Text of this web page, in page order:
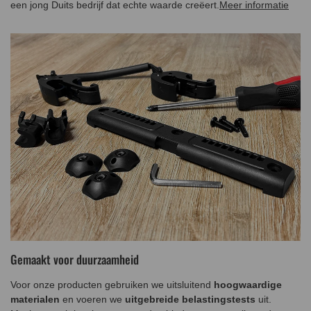
een jong Duits bedrijf dat echte waarde creëert. Meer informatie
Gemaakt voor duurzaamheid
Voor onze producten gebruiken we uitsluitend hoogwaardige
materialen en voeren we uitgebreide belastingstests uit.